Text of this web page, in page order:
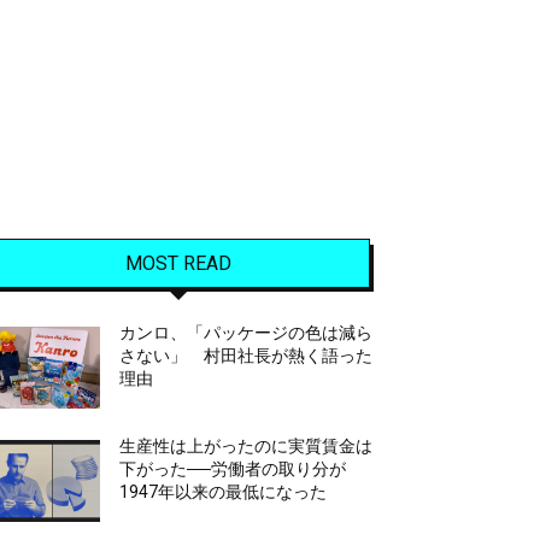
MOST READ
カンロ、「パッケージの色は減ら
さない」 村田社長が熱く語った
理由
生産性は上がったのに実質賃金は
下がった──労働者の取り分が
1947年以来の最低になった